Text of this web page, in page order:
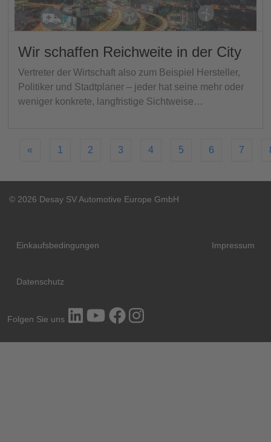
Wir schaffen Reichweite in der City
Vertreter der Wirtschaft also zum Beispiel Hersteller,
Politiker und Stadtplaner – jeder hat seine mehr oder
weniger konkrete, langfristige Sichtweise…
« 1 2 3 4 5 6 7
© 2026 Desay SV Automotive Europe GmbH
Einkaufsbedingungen Impressum
Datenschutz
Folgen Sie uns